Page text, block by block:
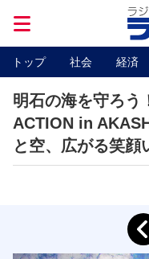
トップ 社会 経済
明石の海を守ろう
ACTION in
と空、広がる笑顔